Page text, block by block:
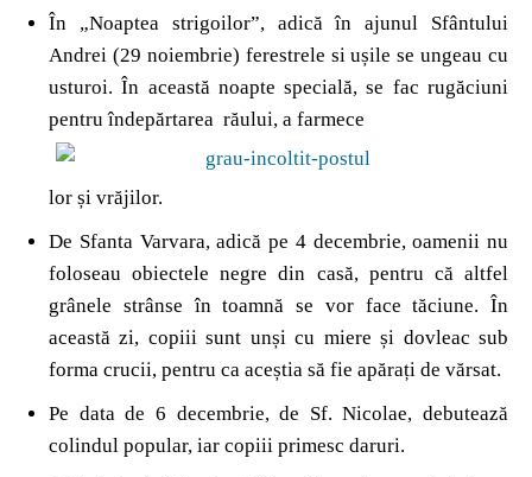
În „Noaptea strigoilor”, adică în ajunul Sfântului
Andrei (29 noiembrie) ferestrele si ușile se ungeau cu
usturoi. În această noapte specială, se fac rugăciuni
pentru îndepărtarea răului, a farmece
lor și vrăjilor.
De Sfanta Varvara, adică pe 4 decembrie, oamenii nu
foloseau obiectele negre din casă, pentru că altfel
grânele strânse în toamnă se vor face tăciune. În
această zi, copiii sunt unși cu miere și dovleac sub
forma crucii, pentru ca aceștia să fie apărați de vărsat.
Pe data de 6 decembrie, de Sf. Nicolae, debutează
colindul popular, iar copiii primesc daruri.